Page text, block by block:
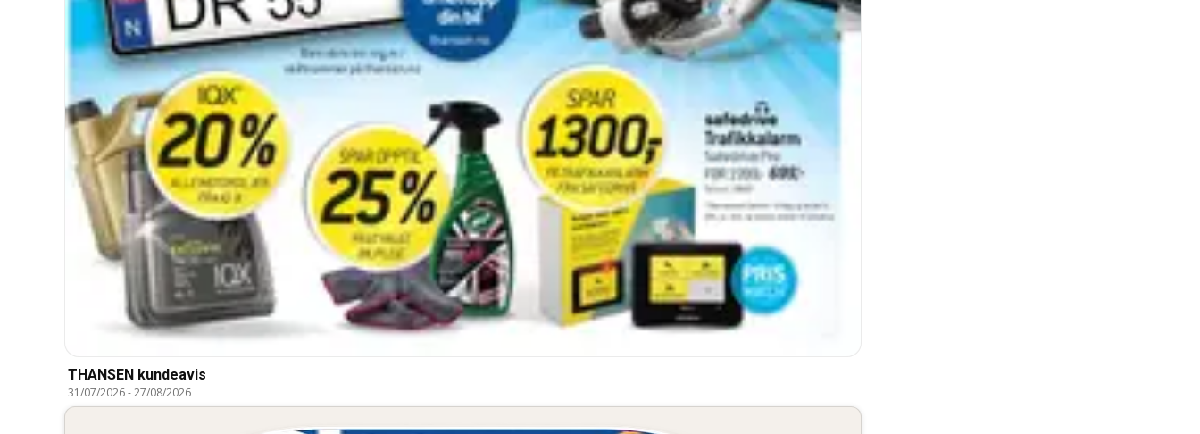
THANSEN kundeavis
31/07/2026-27/08/2026